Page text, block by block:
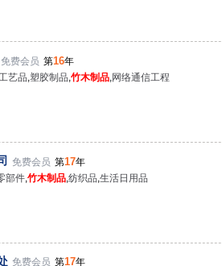
免费会员 第16年
艺品,塑胶制品,竹木制品,网络通信工程
免费会员 第17年
部件 竹木制品 纺织品 生活日用品
免费会员 第17年